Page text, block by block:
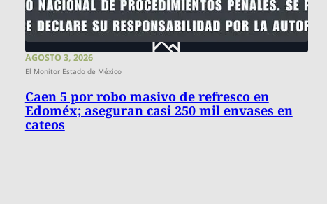
AGOSTO 3, 2026
El Monitor Estado de México
Caen 5 por robo masivo de refresco en
Edoméx; aseguran casi 250 mil envases en
cateos